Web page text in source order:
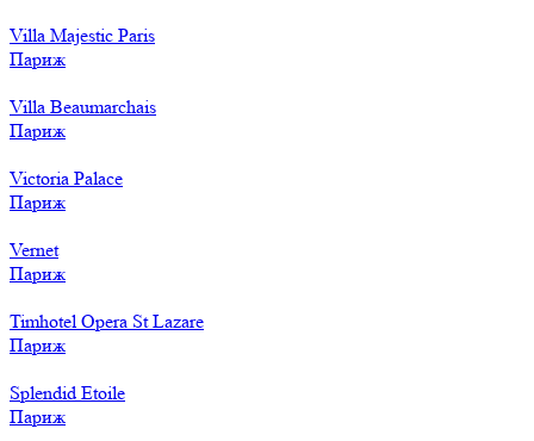
Villa Majestic Paris
Париж
Villa Beaumarchais
Париж
Victoria Palace
Париж
Vernet
Париж
Timhotel Opera St Lazare
Париж
Splendid Etoile
Париж